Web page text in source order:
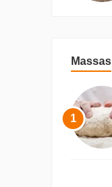
Massas
1